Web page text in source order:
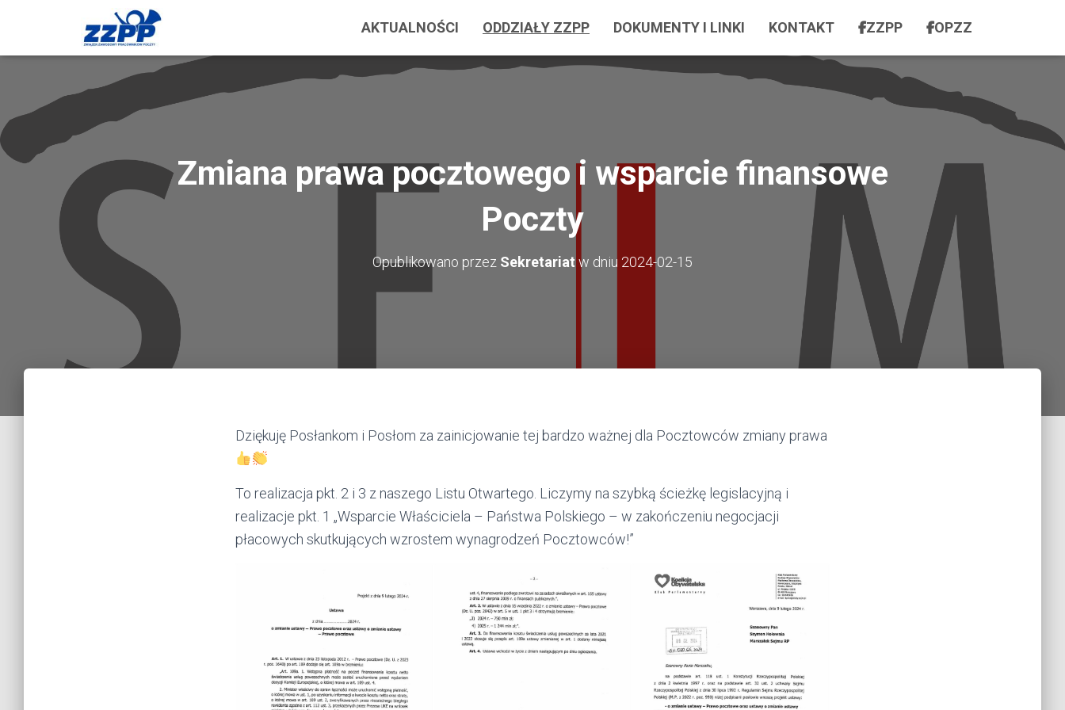
AKTUALNOŚCI ODDZIAŁY ZZPP DOKUMENTY I LINKI KONTAKT ZZPP OPZZ
Zmiana prawa pocztowego i wsparcie finansowe
Poczty
Opublikowano przez Sekretariat w dniu 2024-02-15
Dziękuję Posłankom i Posłom za zainicjowanie tej bardzo ważnej dla Pocztowców zmiany prawa
To realizacja pkt. 2 i 3 z naszego Listu Otwartego. Liczymy na szybką ścieżkę legislacyjną i
realizacje pkt. 1 „Wsparcie Właściciela – Państwa Polskiego – w zakończeniu negocjacji
płacowych skutkujących wzrostem wynagrodzeń Pocztowców!”